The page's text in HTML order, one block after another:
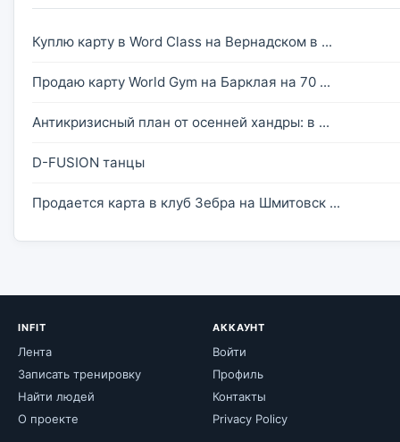
Куплю карту в Word Class на Вернадском в ...
Продаю карту World Gym на Барклая на 70 ...
Антикризисный план от осенней хандры: в ...
D-FUSION танцы
Продается карта в клуб Зебра на Шмитовск ...
INFIT
Лента
Записать тренировку
Найти людей
О проекте
АККАУНТ
Войти
Профиль
Контакты
Privacy Policy